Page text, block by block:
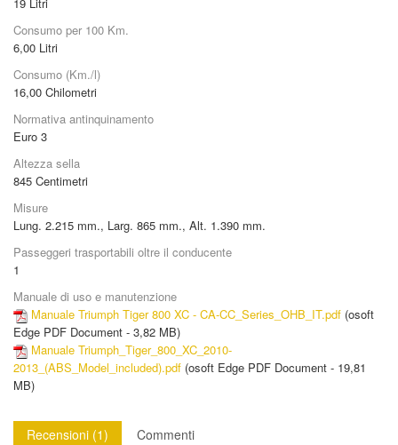
Consumo per 100 Km.
6,00 Litri
Consumo (Km./l)
16,00 Chilometri
Normativa antinquinamento
Euro 3
Altezza sella
845 Centimetri
Misure
Lung. 2.215 mm., Larg. 865 mm., Alt. 1.390 mm.
Passeggeri trasportabili oltre il conducente
1
Manuale di uso e manutenzione
Manuale Triumph Tiger 800 XC - CA-CC_Series_OHB_IT.pdf (osoft
Edge PDF Document - 3,82 MB)
Manuale Triumph_Tiger_800_XC_2010-
2013_(ABS_Model_included).pdf (osoft Edge PDF Document - 19,81
MB)
Recensioni (1) Commenti